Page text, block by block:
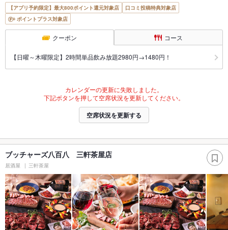
【アプリ予約限定】最大800ポイント還元対象店
口コミ投稿特典対象店
ポイントプラス対象店
クーポン コース
【日曜～木曜限定】2時間単品飲み放題2980円→1480円！
カレンダーの更新に失敗しました。
下記ボタンを押して空席状況を更新してください。
空席状況を更新する
ブッチャーズ八百八 三軒茶屋店
居酒屋 三軒茶屋